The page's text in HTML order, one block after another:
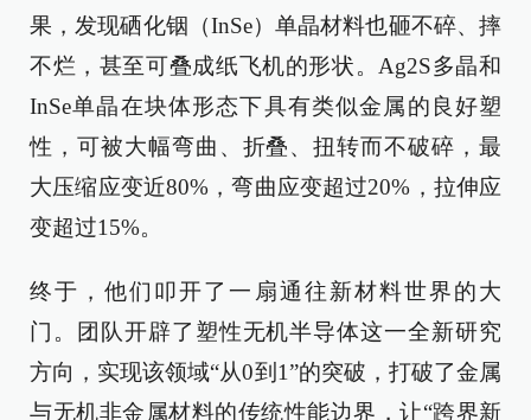
果，发现硒化铟（InSe）单晶材料也砸不碎、摔
不烂，甚至可叠成纸飞机的形状。Ag2S多晶和
InSe单晶在块体形态下具有类似金属的良好塑
性，可被大幅弯曲、折叠、扭转而不破碎，最
大压缩应变近80%，弯曲应变超过20%，拉伸应
变超过15%。
终于，他们叩开了一扇通往新材料世界的大
门。团队开辟了塑性无机半导体这一全新研究
方向，实现该领域“从0到1”的突破，打破了金属
与无机非金属材料的传统性能边界，让“跨界新